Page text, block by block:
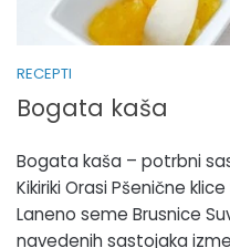
RECEPTI
Bogata kaša
Bogata kaša – potrbni
Kikiriki Orasi Pšenične
Laneno seme Brusnice
navedenih sastojaka